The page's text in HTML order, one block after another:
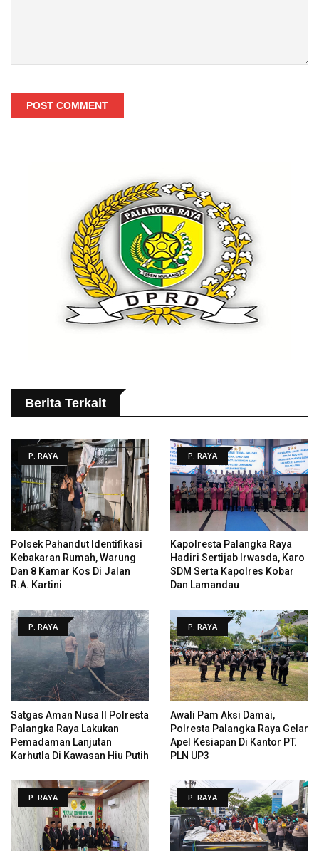
POST COMMENT
Berita Terkait
P. RAYA
Polsek Pahandut Identifikasi
Kebakaran Rumah, Warung
Dan 8 Kamar Kos Di Jalan
R.A. Kartini
P. RAYA
Kapolresta Palangka Raya
Hadiri Sertijab Irwasda, Karo
SDM Serta Kapolres Kobar
Dan Lamandau
P. RAYA
Satgas Aman Nusa II Polresta
Palangka Raya Lakukan
Pemadaman Lanjutan
Karhutla Di Kawasan Hiu Putih
P. RAYA
Awali Pam Aksi Damai,
Polresta Palangka Raya Gelar
Apel Kesiapan Di Kantor PT.
PLN UP3
P. RAYA P. RAYA